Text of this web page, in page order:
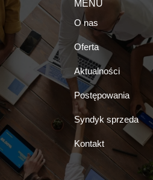
MENU
O nas
Oferta
Aktualności
Postępowania
Syndyk sprzeda
Kontakt